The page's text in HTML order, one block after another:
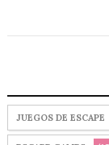
JUEGOS DE ESCAPE